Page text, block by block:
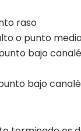
raso
o punto
bajo
bajo